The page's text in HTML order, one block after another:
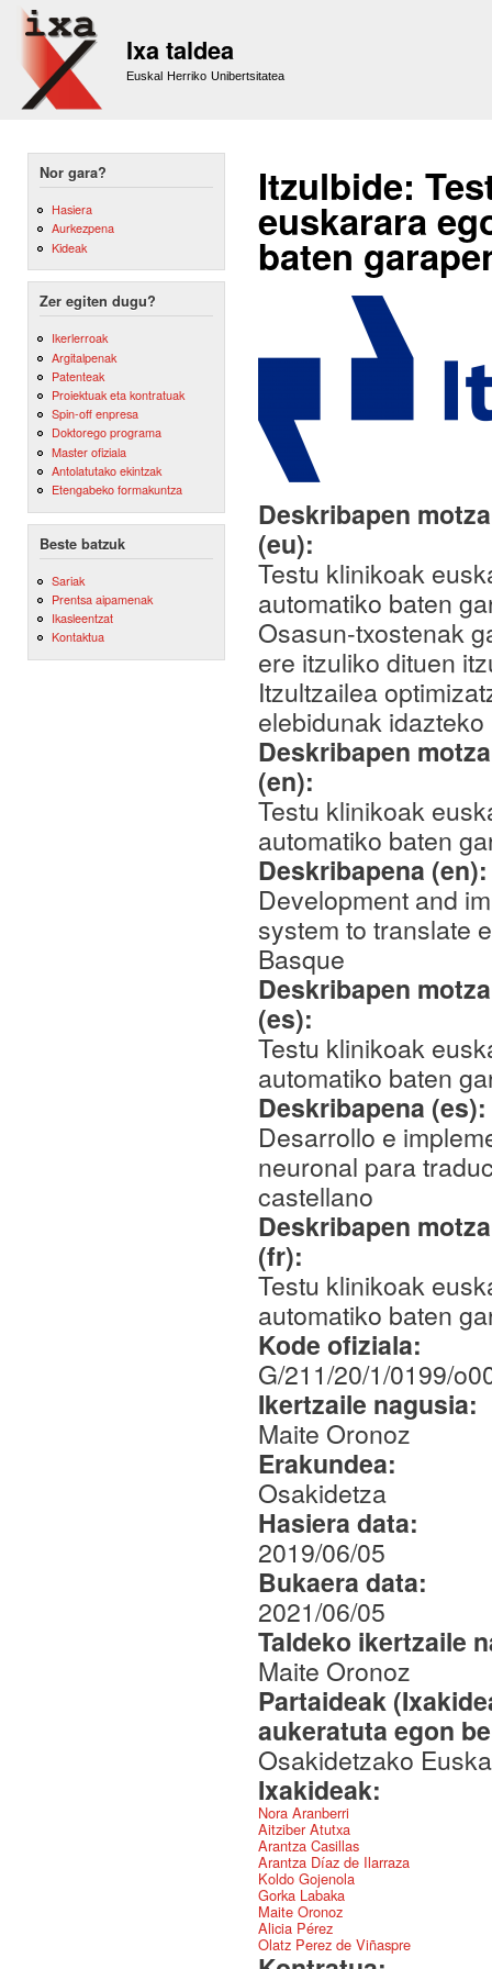
Ixa taldea
Euskal Herriko Unibertsitatea
Nor gara?
Hasiera
Aurkezpena
Kideak
Zer egiten dugu?
Ikerlerroak
Argitalpenak
Patenteak
Proiektuak eta kontratuak
Spin-off enpresa
Doktorego programa
Master ofiziala
Antolatutako ekintzak
Etengabeko formakuntza
Beste batzuk
Sariak
Prentsa aipamenak
Ikasleentzat
Kontaktua
Itzulbide:
euskarara
baten
Deskribapen
(eu):
Testu klinikoak
automatiko baten
Osasun-txostenak
ere itzuliko dituen
Itzultzailea
elebidunak
Deskribapen
(en):
Testu klinikoak
automatiko baten
Deskribapena
Development and
system to translate
Basque
Deskribapen
(es):
Testu klinikoak
automatiko baten
Deskribapena (es):
Desarrollo e
neuronal para
castellano
Deskribapen
(fr):
Testu klinikoak
automatiko baten
Kode ofiziala:
G/211/20/1/0199/
Ikertzaile nagusia:
Maite Oronoz
Erakundea:
Osakidetza
Hasiera data:
2019/06/05
Bukaera data:
2021/06/05
Taldeko ikertzaile
Maite Oronoz
Partaideak
aukeratuta egon
Osakidetzako
Ixakideak:
Nora Aranberri
Aitziber Atutxa
Arantza Casillas
Arantza Díaz de Ilarraza
Koldo Gojenola
Gorka Labaka
Maite Oronoz
Alicia Pérez
Olatz Perez de Viñaspre